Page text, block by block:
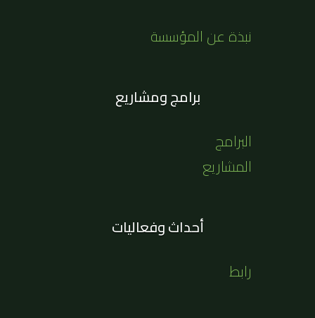
نبذة عن المؤسسة
برامج ومشاريع
البرامج
المشاريع
أحداث وفعاليات
رابط